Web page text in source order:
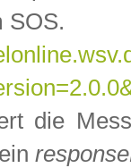
SOS.
die